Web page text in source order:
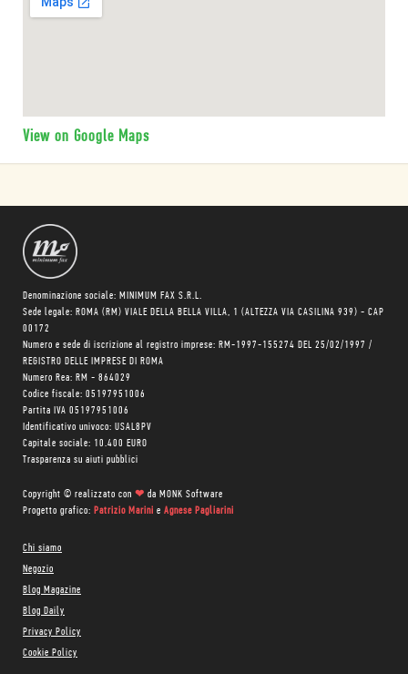
View on Google Maps
Denominazione sociale: MINIMUM FAX S.R.L.
Sede legale: ROMA (RM) VIALE DELLA BELLA VILLA, 1 (ALTEZZA VIA CASILINA 939) - CAP
00172
Numero e sede di iscrizione al registro imprese: RM-1997-155274 DEL 25/02/1997 /
REGISTRO DELLE IMPRESE DI ROMA
Numero Rea: RM - 864029
Codice fiscale: 05197951006
Partita IVA 05197951006
Identificativo univoco: USAL8PV
Capitale sociale: 10.400 EURO
Trasparenza su aiuti pubblici
Copyright © realizzato con ❤ da MONK Software
Progetto grafico: Patrizio Marini e Agnese Pagliarini
Chi siamo
Negozio
Blog Magazine
Blog Daily
Privacy Policy
Cookie Policy